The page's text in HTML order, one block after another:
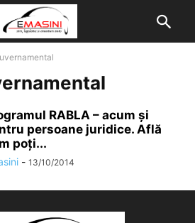
RABLA – acum și
persoane juridice. Află
poți...
- 13/10/2014